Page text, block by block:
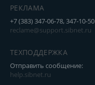
РЕКЛАМА
+7 (383) 347-06-78, 347-10-50
reclame@support.sibnet.ru
ТЕХПОДДЕРЖКА
Отправить сообщение:
help.sibnet.ru